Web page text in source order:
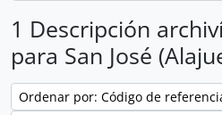
1 Descripción
para San José
Ordenar por: Código de